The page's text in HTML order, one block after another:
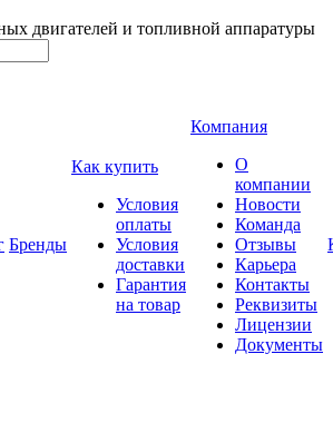
двигателей и топливной аппаратуры
Бренды
Как купить
Условия
оплаты
Условия
доставки
Гарантия
на товар
Компания
О
компании
Новости
Команда
Отзывы
Карьера
Контакты
Реквизиты
Лицензии
Документы